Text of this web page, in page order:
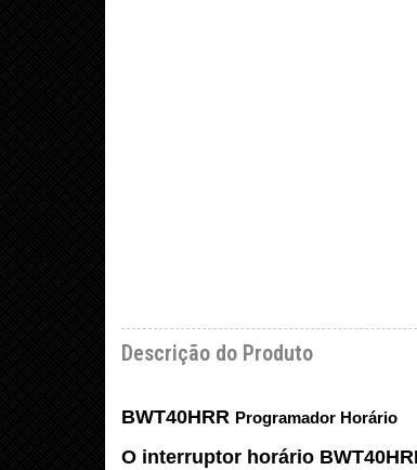
Descrição do Produto
BWT40HRR Programador Horário
O interruptor horário